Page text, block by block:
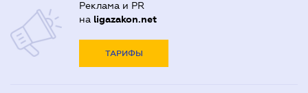
Реклама и PR
на ligazakon.net
ТАРИФЫ